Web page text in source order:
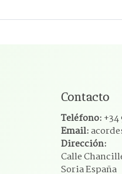
Contacto
Teléfono: +34
Email:
Dirección:
Calle
Soria España